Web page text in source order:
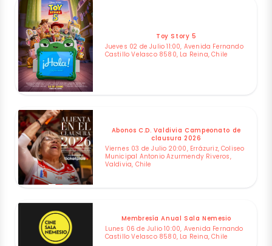
Toy Story 5
Jueves 02 de Julio 11:00, Avenida Fernando
Castillo Velasco 8580, La Reina, Chile
Abonos C.D. Valdivia Campeonato de
clausura 2026
Viernes 03 de Julio 20:00, Errázuriz, Coliseo
Municipal Antonio Azurmendy Riveros,
Valdivia, Chile
Membresía Anual Sala Nemesio
Lunes 06 de Julio 10:00, Avenida Fernando
Castillo Velasco 8580, La Reina, Chile